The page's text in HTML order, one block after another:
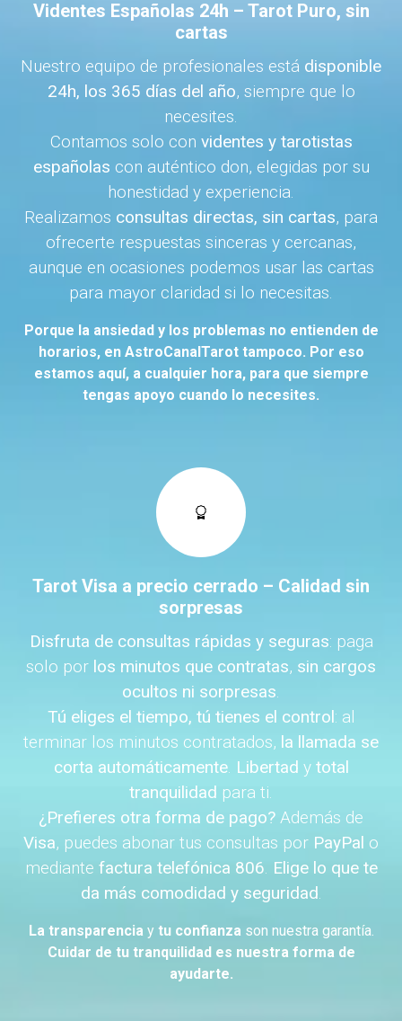
Videntes Españolas 24h – Tarot Puro, sin
cartas
Nuestro equipo de profesionales está disponible
24h, los 365 días del año, siempre que lo
necesites.
Contamos solo con videntes y tarotistas
españolas con auténtico don, elegidas por su
honestidad y experiencia.
Realizamos consultas directas, sin cartas, para
ofrecerte respuestas sinceras y cercanas,
aunque en ocasiones podemos usar las cartas
para mayor claridad si lo necesitas.
Porque la ansiedad y los problemas no entienden de
horarios, en AstroCanalTarot tampoco. Por eso
estamos aquí, a cualquier hora, para que siempre
tengas apoyo cuando lo necesites.
Tarot Visa a precio cerrado – Calidad sin
sorpresas
Disfruta de consultas rápidas y seguras: paga
solo por los minutos que contratas, sin cargos
ocultos ni sorpresas.
Tú eliges el tiempo, tú tienes el control: al
terminar los minutos contratados, la llamada se
corta automáticamente. Libertad y total
tranquilidad para ti.
¿Prefieres otra forma de pago? Además de
Visa, puedes abonar tus consultas por PayPal o
mediante factura telefónica 806. Elige lo que te
da más comodidad y seguridad.
La transparencia y tu confianza son nuestra garantía.
Cuidar de tu tranquilidad es nuestra forma de
ayudarte.